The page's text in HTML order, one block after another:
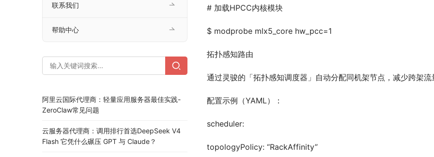
# 加载HPCC内核模块
$ modprobe mlx5_core hw_pcc=1
拓扑感知路由
通过灵骏的「拓扑感知调度器」自动分配同机架节点，减少跨架流
配置示例（YAML）：
scheduler:
topologyPolicy: “RackAffinity”
联系我们
帮助中心
阿里云国际代理商：轻量应用服务器最佳实践-
ZeroClaw常见问题
云服务器代理商：调用排行首选DeepSeek V4
Flash 它凭什么碾压 GPT 与 Claude？